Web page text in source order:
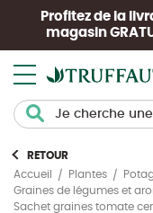
Profitez de la
magasin
RETOUR
Accueil
Plantes
Graines de légumes et
Sachet graines tomate